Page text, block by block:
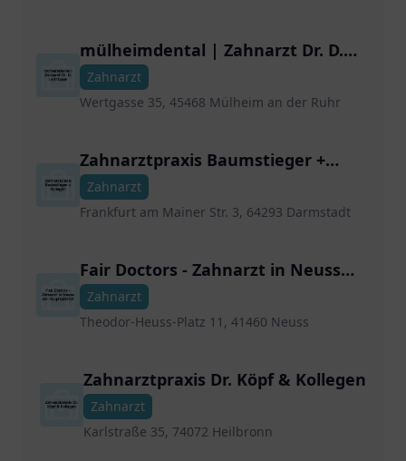
mülheimdental | Zahnarzt Dr. D.
Leithäuser
Zahnarzt
Wertgasse 35, 45468 Mülheim an der Ruhr
Zahnarztpraxis Baumstieger +
Kollegen
Zahnarzt
Frankfurt am Mainer Str. 3, 64293 Darmstadt
Fair Doctors - Zahnarzt in Neuss
am Hauptbahnhof
Zahnarzt
Theodor-Heuss-Platz 11, 41460 Neuss
Zahnarztpraxis Dr. Köpf & Kollegen
Zahnarzt
Karlstraße 35, 74072 Heilbronn